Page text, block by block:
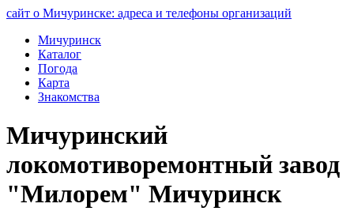
сайт о Мичуринске: адреса и телефоны организаций
Мичуринск
Каталог
Погода
Карта
Знакомства
Мичуринский
локомотиворемонтный завод
"Милорем" Мичуринск